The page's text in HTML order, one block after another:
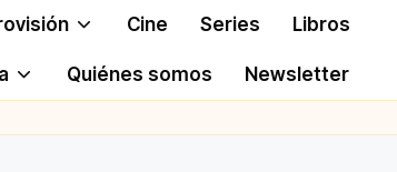
Cine Series Libros
Quiénes somos Newsletter